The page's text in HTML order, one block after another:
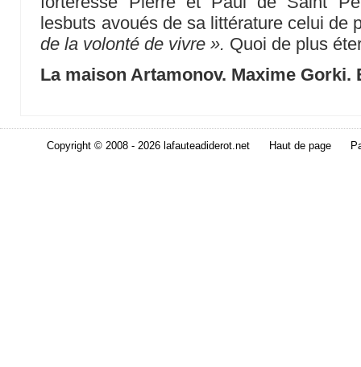
lesbuts avoués de sa littérature celui de
de la volonté de vivre ». Quoi de plus
La maison Artamonov. Maxime Gorki.
Copyright © 2008 - 2026 lafauteadiderot.net Haut de page